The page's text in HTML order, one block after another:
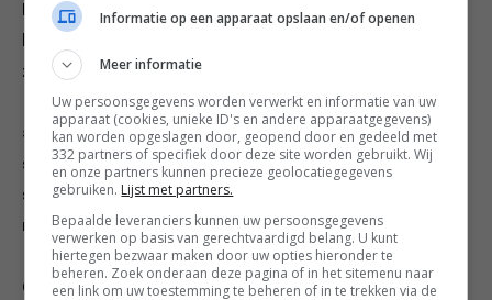
Meng de geraspte courgette met de citroenrasp en
zout en peper.
5. Meng de tahin met de yoghurt en breng dit op
smaak met een snuf zout. Verdun het mengsel met een
scheutje water, zodat het de consistentie van dikke
room heeft.
6. Schep de quinoa in kommen en verdeel de
Informatie op een apparaat opslaan en/of openen
Meer informatie
Uw persoonsgegevens worden verwerkt en informatie van uw
apparaat (cookies, unieke ID's en andere apparaatgegevens)
kan worden opgeslagen door, geopend door en gedeeld met
332 partners of specifiek door deze site worden gebruikt. Wij
en onze partners kunnen precieze geolocatiegegevens
gebruiken. Lijst met partners.
Bepaalde leveranciers kunnen uw persoonsgegevens
verwerken op basis van gerechtvaardigd belang. U kunt
hiertegen bezwaar maken door uw opties hieronder te
beheren. Zoek onderaan deze pagina of in het sitemenu naar
een link om uw toestemming te beheren of in te trekken via de